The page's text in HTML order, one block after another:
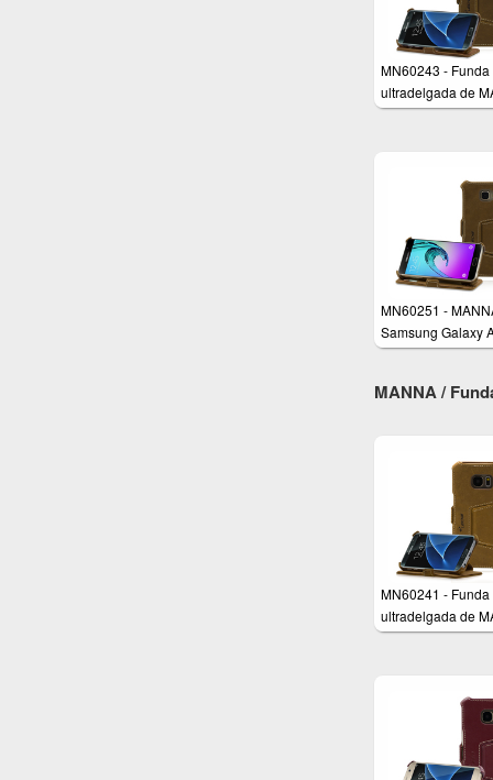
MN60243 - Funda
ultradelgada de
para Samsung
MN60251 -
Samsung Galaxy
5,2" 2016 Funda
MANNA /
MN60241 - Funda
ultradelgada de
para Samsung